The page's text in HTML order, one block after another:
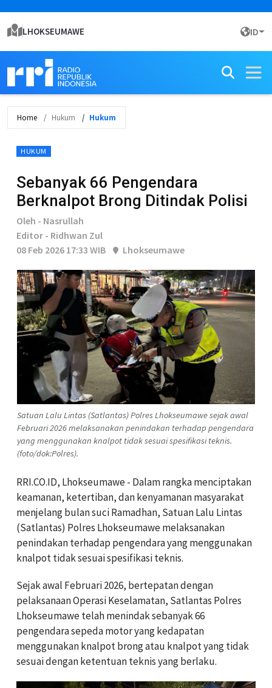
LHOKSEUMAWE ID
Home Hukum Hukum
HUKUM
Sebanyak 66 Pengendara
Berknalpot Brong Ditindak Polisi
Oleh - Nasrullah
Editor - Ridhwan Zul
08 Feb 2026 17:33 WIB
Lhokseumawe
Satuan Lalu Lintas (Satlantas) Polres Lhokseumawe sejak awal
Februari 2026 melaksanakan penindakan terhadap pengendara
yang menggunakan knalpot tidak sesuai spesifikasi teknis.
(foto/dok:Polres).
RRI.CO.ID, Lhokseumawe - Dalam rangka menciptakan
keamanan, ketertiban, dan kenyamanan masyarakat
menjelang bulan suci Ramadhan, Satuan Lalu Lintas
(Satlantas) Polres Lhokseumawe melaksanakan
penindakan terhadap pengendara yang menggunakan
knalpot tidak sesuai spesifikasi teknis.
Sejak awal Februari 2026, bertepatan dengan
pelaksanaan Operasi Keselamatan, Satlantas Polres
Lhokseumawe telah menindak sebanyak 66
pengendara sepeda motor yang kedapatan
menggunakan knalpot brong atau knalpot yang tidak
sesuai dengan ketentuan teknis yang berlaku.